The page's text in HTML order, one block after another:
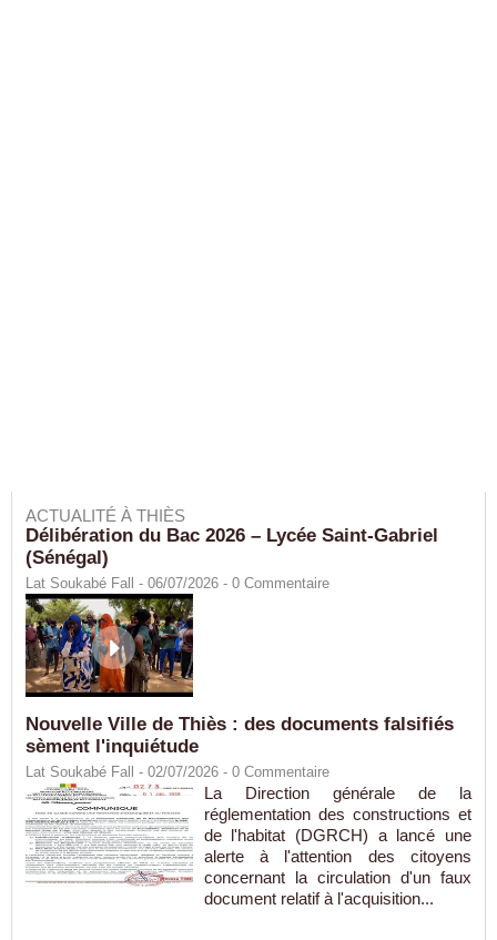
ACTUALITÉ À THIÈS
Délibération du Bac 2026 – Lycée Saint-Gabriel
(Sénégal)
Lat Soukabé Fall - 06/07/2026 - 0 Commentaire
Nouvelle Ville de Thiès : des documents falsifiés
sèment l'inquiétude
Lat Soukabé Fall - 02/07/2026 - 0 Commentaire
La Direction générale de la
réglementation des constructions et
de l'habitat (DGRCH) a lancé une
alerte à l'attention des citoyens
concernant la circulation d'un faux
document relatif à l'acquisition...